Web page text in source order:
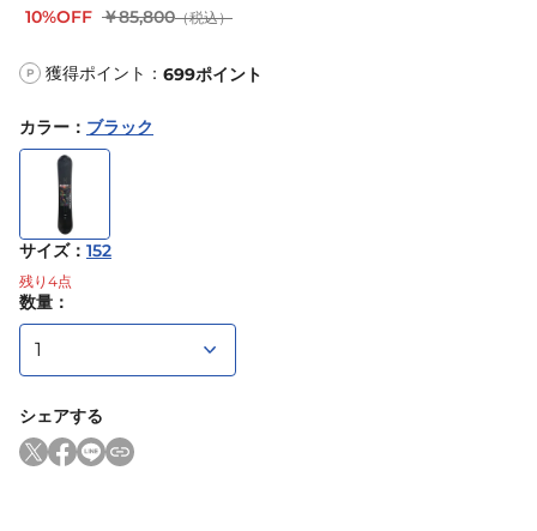
10%OFF ￥85,800（税込）
P 獲得ポイント： 699ポイント
カラー ： ブラック
サイズ： 152
残り 4点
数量：
シェアする